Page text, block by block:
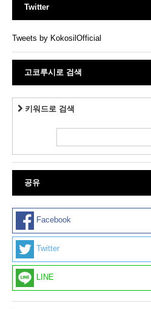
Twitter
Tweets by KokosilOfficial
고코루시로 검색
키워드로 검색
공유
Facebook
Twitter
LINE